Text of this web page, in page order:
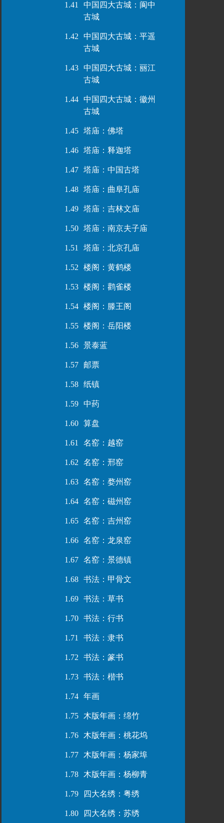
1.41
中国四大古城：阆中
古城
1.42
中国四大古城：平遥
古城
1.43
中国四大古城：丽江
古城
1.44
中国四大古城：徽州
古城
1.45 塔庙：佛塔
1.46 塔庙：释迦塔
1.47 塔庙：中国古塔
1.48 塔庙：曲阜孔庙
1.49 塔庙：吉林文庙
1.50 塔庙：南京夫子庙
1.51 塔庙：北京孔庙
1.52 楼阁：黄鹤楼
1.53 楼阁：鹳雀楼
1.54 楼阁：滕王阁
1.55 楼阁：岳阳楼
1.56 景泰蓝
1.57 邮票
1.58 纸镇
1.59 中药
1.60 算盘
1.61 名窑：越窑
1.62 名窑：邢窑
1.63 名窑：婺州窑
1.64 名窑：磁州窑
1.65 名窑：吉州窑
1.66 名窑：龙泉窑
1.67 名窑：景德镇
1.68 书法：甲骨文
1.69 书法：草书
1.70 书法：行书
1.71 书法：隶书
1.72 书法：篆书
1.73 书法：楷书
1.74 年画
1.75 木版年画：绵竹
1.76 木版年画：桃花坞
1.77 木版年画：杨家埠
1.78 木版年画：杨柳青
1.79 四大名绣：粤绣
1.80 四大名绣：苏绣